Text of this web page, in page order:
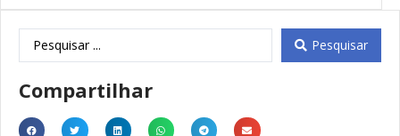
Pesquisar
Compartilhar